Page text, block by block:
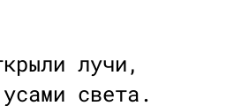
лучи,
света.